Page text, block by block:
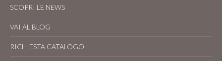
SCOPRI LE NEWS
VAI AL BLOG
RICHIESTA CATALOGO